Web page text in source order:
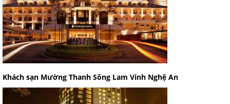
Khách sạn Mường Thanh Sông Lam Vinh Nghệ An